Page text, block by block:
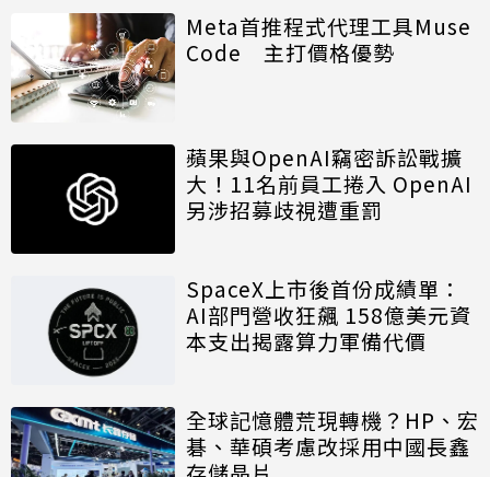
Meta首推程式代理工具Muse
Code 主打價格優勢
蘋果與OpenAI竊密訴訟戰擴
大！11名前員工捲入 OpenAI
另涉招募歧視遭重罰
SpaceX上市後首份成績單：
AI部門營收狂飆 158億美元資
本支出揭露算力軍備代價
全球記憶體荒現轉機？HP、宏
碁、華碩考慮改採用中國長鑫